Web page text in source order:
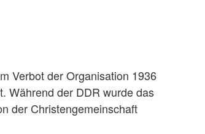
Verbot der Organisation 1936
Während der DDR wurde das
der Christengemeinschaft